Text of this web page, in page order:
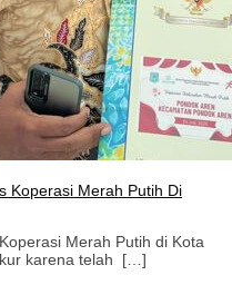
Koperasi Merah Putih Di
Merah Putih di Kota
karena telah […]